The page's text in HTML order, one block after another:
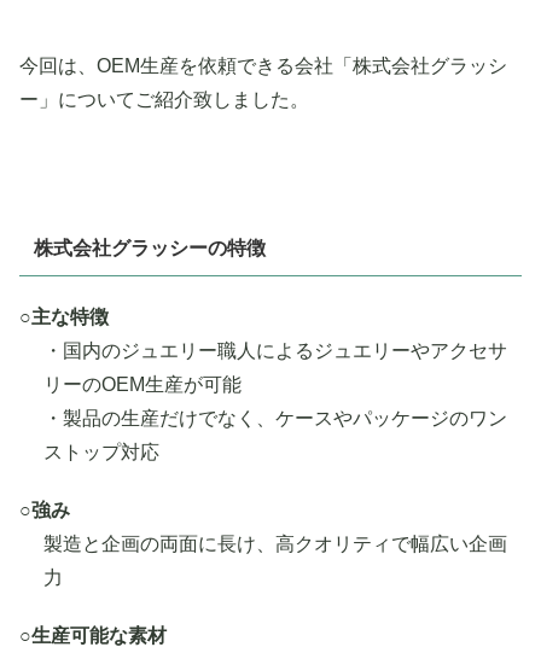
今回は、OEM生産を依頼できる会社「株式会社グラッシ
ー」についてご紹介致しました。
株式会社グラッシーの特徴
○主な特徴
・国内のジュエリー職人によるジュエリーやアクセサ
リーのOEM生産が可能
・製品の生産だけでなく、ケースやパッケージのワン
ストップ対応
○強み
製造と企画の両面に長け、高クオリティで幅広い企画
力
○生産可能な素材